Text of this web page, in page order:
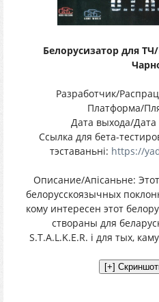
Белорусизатор для
Разработчик/
Платформа/
Дата выхода/
Ссылка для бета-
тэставаньні: https://
Описание/Апісаньне:
белорусскоязычных
кому интересен этот
створаны для
S.T.A.L.K.E.R. і для тых,